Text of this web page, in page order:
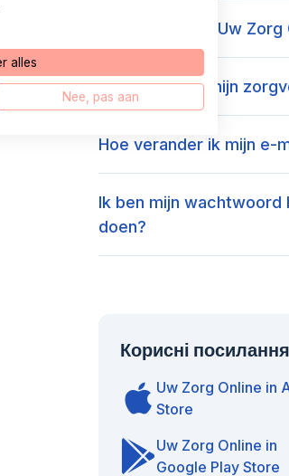
Hoe log ik in bij Uw
Hoe koppel ik mijn
Hoe verander ik mijn e-
Ik ben mijn wachtwoord
doen?
Корисні посилання
Uw Zorg Online in
Store
Uw Zorg Online in
Google Play Store
alles
Nee, pas aan